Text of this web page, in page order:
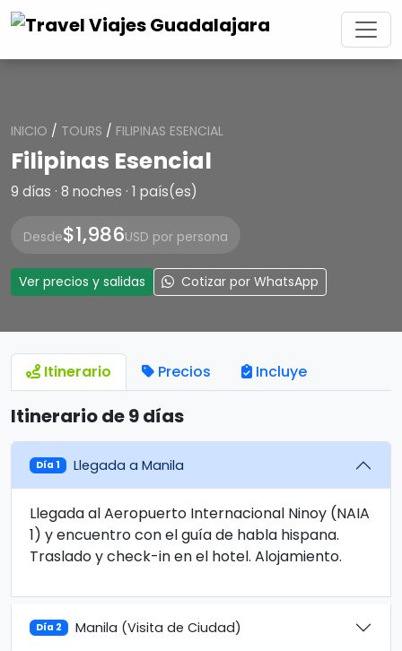
INICIO / TOURS / FILIPINAS ESENCIAL
Filipinas Esencial
9 días · 8 noches · 1 país(es)
Desde$1,986USD por persona
Ver precios y salidas Cotizar por WhatsApp
Itinerario Precios Incluye
Itinerario de 9 días
Día 1 Llegada a Manila
Llegada al Aeropuerto Internacional Ninoy (NAIA
1) y encuentro con el guía de habla hispana.
Traslado y check-in en el hotel. Alojamiento.
Día 2 Manila (Visita de Ciudad)